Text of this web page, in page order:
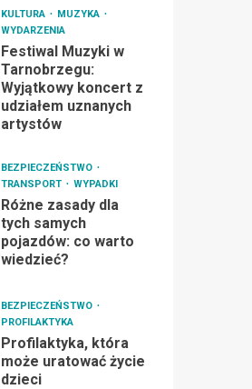
KULTURA
MUZYKA
WYDARZENIA
Festiwal Muzyki w
Tarnobrzegu:
Wyjątkowy koncert z
udziałem uznanych
artystów
BEZPIECZEŃSTWO
TRANSPORT
WYPADKI
Różne zasady dla
tych samych
pojazdów: co warto
wiedzieć?
BEZPIECZEŃSTWO
PROFILAKTYKA
Profilaktyka, która
może uratować życie
dzieci